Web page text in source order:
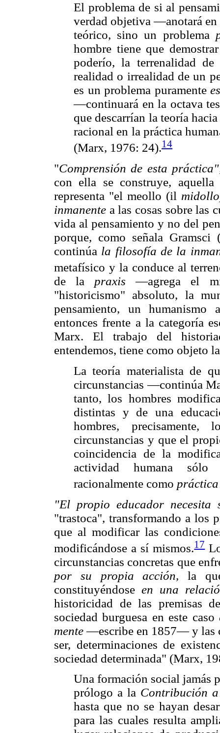
El problema de si al
verdad objetiva —anotará
teórico, sino un problema
hombre tiene que
poderío, la terrenalidad
realidad o irrealidad de un
es un problema puramente
—continuará en la octava
que descarrían la teoría
racional en la práctica
(Marx, 1976: 24).14
"Comprensión de esta
con ella se construye,
representa "el meollo (il
inmanente a las cosas sobre las
vida al pensamiento y no del
porque, como señala
continúa la filosofía de la
metafísico y la conduce al
de la praxis—agrega el
"historicismo" absoluto, la
pensamiento, un
entonces frente a la categoría
Marx. El trabajo del
entendemos, tiene como objeto
La teoría materialista de
circunstancias —continúa
tanto, los hombres
distintas y de una
hombres,
circunstancias y que el
coincidencia de la
actividad humana sólo
racionalmente como
"El propio educador
"trastoca", transformando a los
que al modificar las
modificándose a sí mismos.17
circunstancias concretas que
por su propia acción,la
constituyéndose en una
historicidad de las premisas
sociedad burguesa en este caso
mente—escribe en 1857— y las
ser, determinaciones de
sociedad determinada" (Marx,
Una formación social jamás
prólogo a la Contribución
hasta que no se hayan
para las cuales resulta